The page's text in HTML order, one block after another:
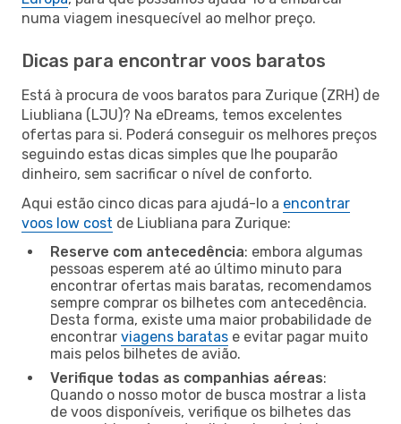
numa viagem inesquecível ao melhor preço.
Dicas para encontrar voos baratos
Está à procura de voos baratos para Zurique (ZRH) de
Liubliana (LJU)? Na eDreams, temos excelentes
ofertas para si. Poderá conseguir os melhores preços
seguindo estas dicas simples que lhe pouparão
dinheiro, sem sacrificar o nível de conforto.
Aqui estão cinco dicas para ajudá-lo a encontrar
voos low cost de Liubliana para Zurique:
Reserve com antecedência: embora algumas
pessoas esperem até ao último minuto para
encontrar ofertas mais baratas, recomendamos
sempre comprar os bilhetes com antecedência.
Desta forma, existe uma maior probabilidade de
encontrar viagens baratas e evitar pagar muito
mais pelos bilhetes de avião.
Verifique todas as companhias aéreas:
Quando o nosso motor de busca mostrar a lista
de voos disponíveis, verifique os bilhetes das